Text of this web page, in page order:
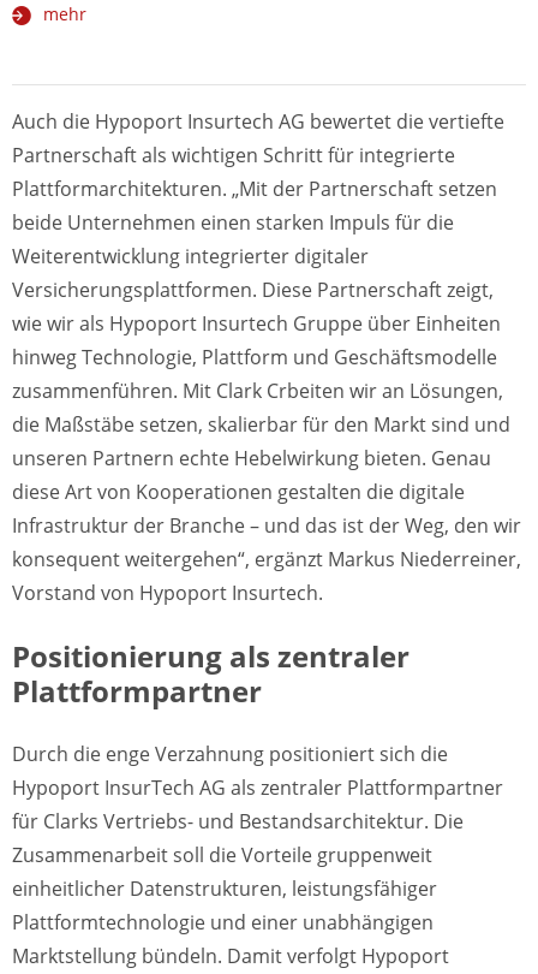
mehr
Auch die Hypoport Insurtech AG bewertet die vertiefte
Partnerschaft als wichtigen Schritt für integrierte
Plattformarchitekturen. „Mit der Partnerschaft setzen
beide Unternehmen einen starken Impuls für die
Weiterentwicklung integrierter digitaler
Versicherungsplattformen. Diese Partnerschaft zeigt,
wie wir als Hypoport Insurtech Gruppe über Einheiten
hinweg Technologie, Plattform und Geschäftsmodelle
zusammenführen. Mit Clark Crbeiten wir an Lösungen,
die Maßstäbe setzen, skalierbar für den Markt sind und
unseren Partnern echte Hebelwirkung bieten. Genau
diese Art von Kooperationen gestalten die digitale
Infrastruktur der Branche – und das ist der Weg, den wir
konsequent weitergehen“, ergänzt Markus Niederreiner,
Vorstand von Hypoport Insurtech.
Positionierung als zentraler
Plattformpartner
Durch die enge Verzahnung positioniert sich die
Hypoport InsurTech AG als zentraler Plattformpartner
für Clarks Vertriebs- und Bestandsarchitektur. Die
Zusammenarbeit soll die Vorteile gruppenweit
einheitlicher Datenstrukturen, leistungsfähiger
Plattformtechnologie und einer unabhängigen
Marktstellung bündeln. Damit verfolgt Hypoport